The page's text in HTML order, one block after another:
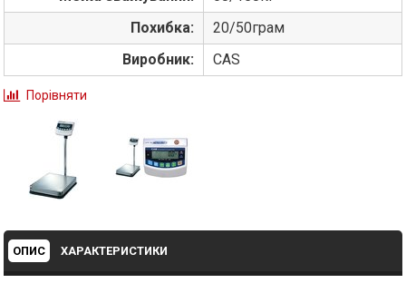
Похибка:
20/50грам
Виробник:
CAS
Порівняти
ОПИС ХАРАКТЕРИСТИКИ